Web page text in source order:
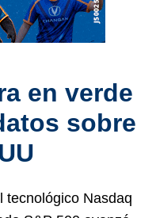
en verde
sobre
tecnológico Nasdaq